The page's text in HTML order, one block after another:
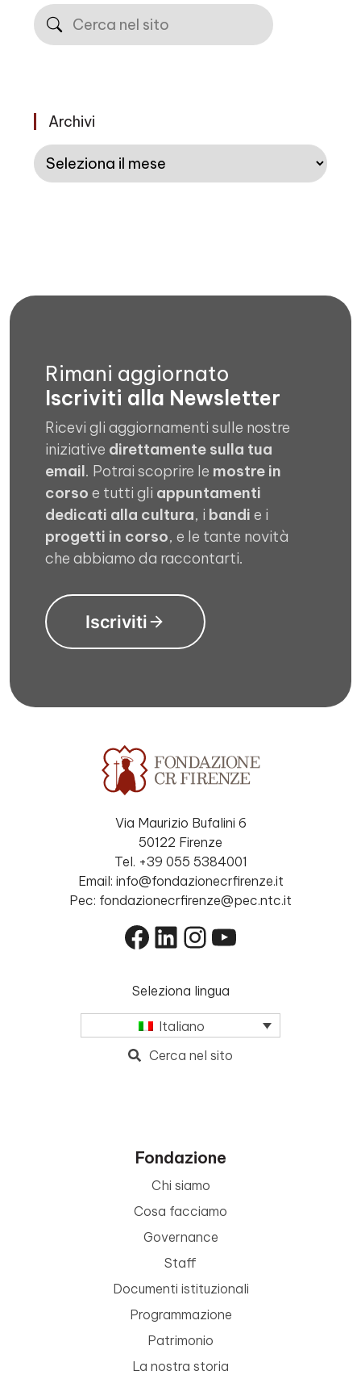
Cerca
Archivi
Archivi
Rimani aggiornato
Iscriviti alla Newsletter
Ricevi gli aggiornamenti sulle nostre
iniziative direttamente sulla tua
email. Potrai scoprire le mostre in
corso e tutti gli appuntamenti
dedicati alla cultura, i bandi e i
progetti in corso, e le tante novità
che abbiamo da raccontarti.
Iscriviti
Via Maurizio Bufalini 6
50122 Firenze
Tel. +39 055 5384001
Email: info@fondazionecrfirenze.it
Pec: fondazionecrfirenze@pec.ntc.it
Facebook
LinkedIn
Instagram
YouTube
Seleziona lingua
Italiano
Cerca nel sito
Fondazione
Chi siamo
Cosa facciamo
Governance
Staff
Documenti istituzionali
Programmazione
Patrimonio
La nostra storia